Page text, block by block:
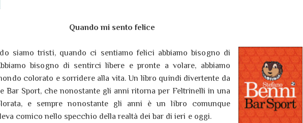
Quando mi sento felice
siamo tristi, quando ci sentiamo felici abbiamo bisogno di
bisogno di sentirci libere e pronte a volare, abbiamo
colorato e sorridere alla vita. Un libro quindi divertente da
Bar Sport, che nonostante gli anni ritorna per Feltrinelli in una
e sempre nonostante gli anni è un libro comunque
comico nello specchio della realtà dei bar di ieri e oggi.